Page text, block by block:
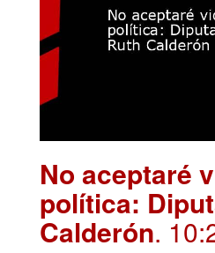
No aceptaré
política:
Calderón.